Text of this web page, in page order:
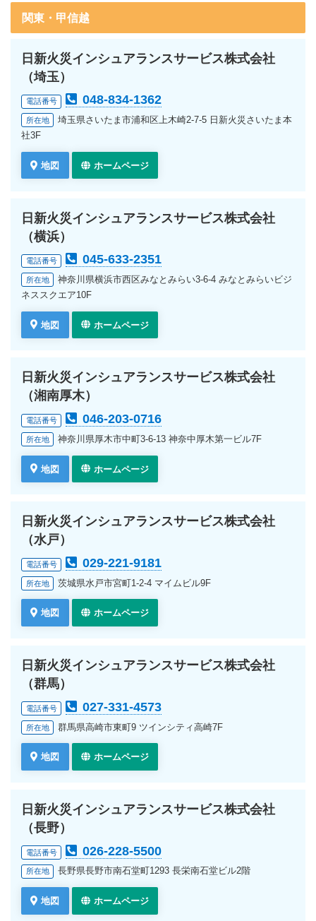
関東・甲信越
日新火災インシュアランスサービス株式会社
（埼玉）
電話番号 048-834-1362
所在地
埼玉県さいたま市浦和区上木崎2-7-5 日新火災さいたま本
社3F
地図 ホームページ
日新火災インシュアランスサービス株式会社
（横浜）
電話番号 045-633-2351
所在地
神奈川県横浜市西区みなとみらい3-6-4 みなとみらいビジ
ネススクエア10F
地図 ホームページ
日新火災インシュアランスサービス株式会社
（湘南厚木）
電話番号 046-203-0716
所在地 神奈川県厚木市中町3-6-13 神奈中厚木第一ビル7F
地図 ホームページ
日新火災インシュアランスサービス株式会社
（水戸）
電話番号 029-221-9181
所在地 茨城県水戸市宮町1-2-4 マイムビル9F
地図 ホームページ
日新火災インシュアランスサービス株式会社
（群馬）
電話番号 027-331-4573
所在地 群馬県高崎市東町9 ツインシティ高崎7F
地図 ホームページ
日新火災インシュアランスサービス株式会社
（長野）
電話番号 026-228-5500
所在地 長野県長野市南石堂町1293 長栄南石堂ビル2階
地図 ホームページ